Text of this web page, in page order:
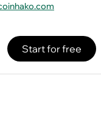
Start for free